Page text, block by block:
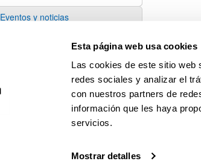
Esta página web usa cookies
Las cookies de este sitio web
redes sociales y analizar el
con nuestros partners de
información que les haya
servicios.
Mostrar detalles
Eventos y noticias
Sugerencias y solicitudes